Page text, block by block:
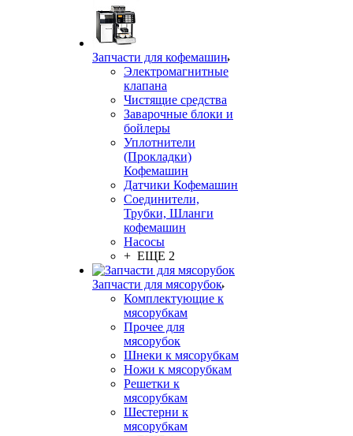
Запчасти для кофемашин
Электромагнитные
клапана
Чистящие средства
Заварочные блоки и
бойлеры
Уплотнители
(Прокладки)
Кофемашин
Датчики Кофемашин
Соединители,
Трубки, Шланги
кофемашин
Насосы
+ ЕЩЕ 2
Запчасти для мясорубок
Комплектующие к
мясорубкам
Прочее для
мясорубок
Шнеки к мясорубкам
Ножи к мясорубкам
Решетки к
мясорубкам
Шестерни к
мясорубкам